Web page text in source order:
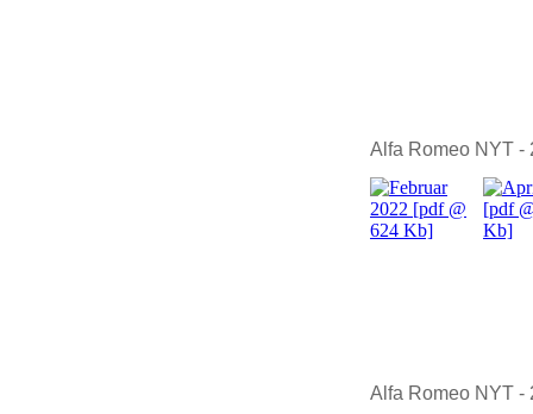
Alfa Romeo NYT -
Alfa Romeo NYT -